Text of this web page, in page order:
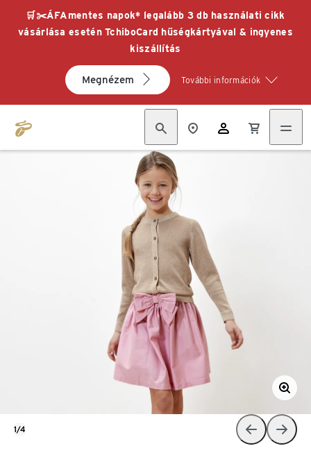
🛒✂️ÁFAmentes napok* legalább 3 db használati cikk
vásárlása esetén TchiboCard hűségkártyával & ingyenes
kiszállítás
Megnézem További információk
1/4